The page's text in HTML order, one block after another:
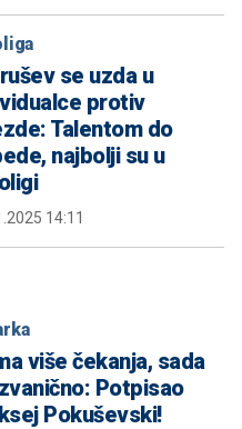
se uzda u
protiv
Talentom do
najbolji su u
14:11
više čekanja, sada
Potpisao
Pokuševski!